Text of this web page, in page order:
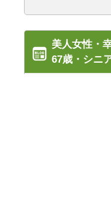
美人女性・
67歳・シニ